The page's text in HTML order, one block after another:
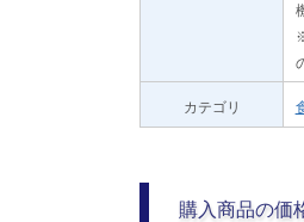
カテゴリ
購入商品の価